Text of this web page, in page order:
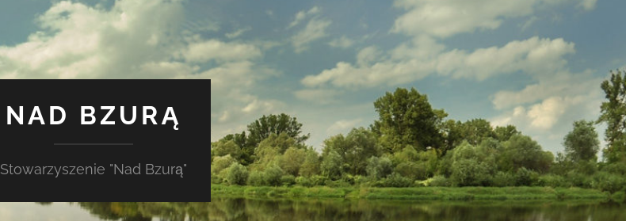
NAD BZURĄ
Stowarzyszenie "Nad Bzurą"